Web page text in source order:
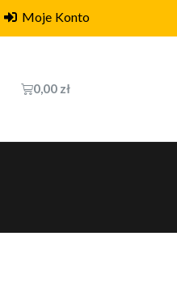
Moje Konto
0,00 zł